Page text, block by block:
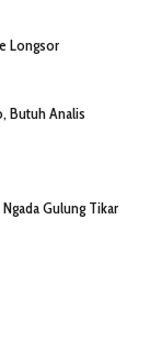
Longsor
Butuh Analis
Gulung Tikar